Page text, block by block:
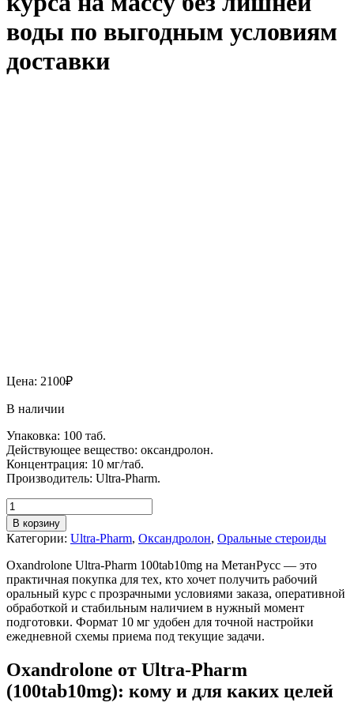
воды по выгодным условиям
доставки
Цена: 2100₽
В наличии
Упаковка: 100 таб.
Действующее вещество: оксандролон.
Концентрация: 10 мг/таб.
Производитель: Ultra-Pharm.
В корзину
Категории: Ultra-Pharm, Оксандролон, Оральные стероиды
Oxandrolone Ultra-Pharm 100tab10mg на МетанРусс — это
практичная покупка для тех, кто хочет получить рабочий
оральный курс с прозрачными условиями заказа, оперативной
обработкой и стабильным наличием в нужный момент
подготовки. Формат 10 мг удобен для точной настройки
ежедневной схемы приема под текущие задачи.
Oxandrolone от Ultra-Pharm
(100tab10mg): кому и для каких целей